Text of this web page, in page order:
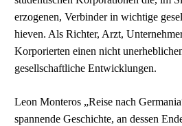
erzogenen, Verbinder in wichtige
hieven. Als Richter, Arzt,
Korporierten einen nicht
gesellschaftliche Entwicklungen.
Leon Monteros „Reise nach
spannende Geschichte, an dessen